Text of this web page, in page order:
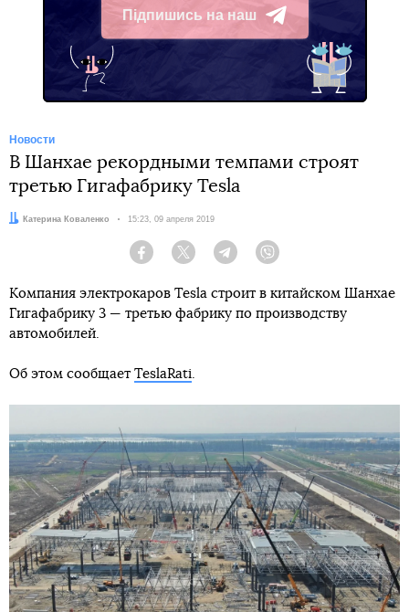
Підпишись на наш
Telegram
Новости
В Шанхае рекордными темпами строят
третью Гигафабрику Tesla
Автор:Катерина Коваленко Дата:
15:23, 09 апреля 2019
Facebook Twitter Telegram
Компания электрокаров Tesla строит в китайском Шанхае
Гигафабрику 3 — третью фабрику по производству
автомобилей.
Об этом сообщает TeslaRati.